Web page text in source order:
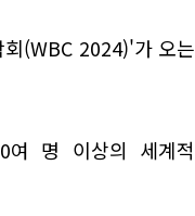
(WBC 2024)'가 오는
명 이상의 세계적